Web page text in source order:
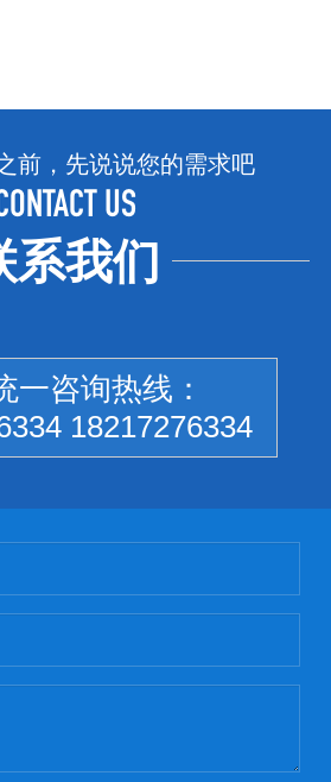
前，先说说您的需求吧
US
系我们
一咨询热线：
18217276334